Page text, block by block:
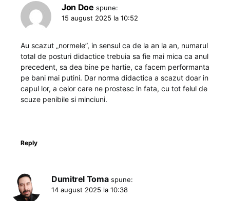
Jon Doe spune:
15 august 2025 la 10:52
Au scazut „normele”, in sensul ca de la an la an, numarul
total de posturi didactice trebuia sa fie mai mica ca anul
precedent, sa dea bine pe hartie, ca facem performanta
pe bani mai putini. Dar norma didactica a scazut doar in
capul lor, a celor care ne prostesc in fata, cu tot felul de
scuze penibile si minciuni.
Reply
Dumitrel Toma spune:
14 august 2025 la 10:38